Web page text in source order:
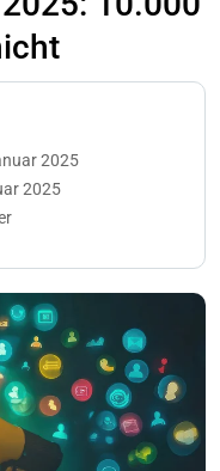
2025
2025